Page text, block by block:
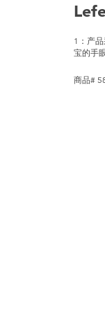
1：产
宝的手
商品#